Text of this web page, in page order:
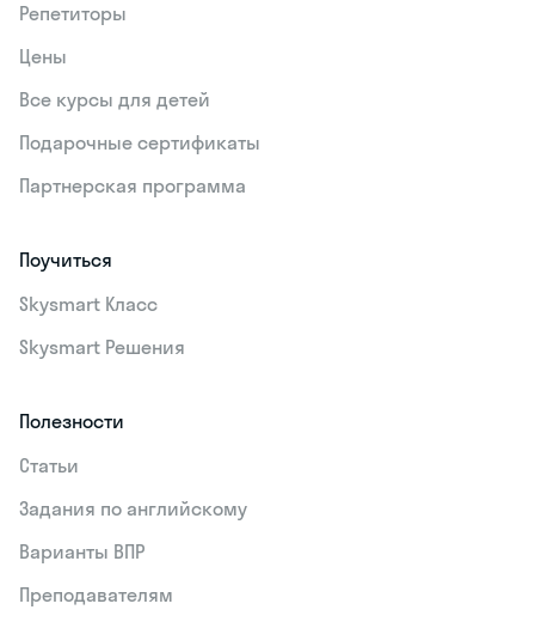
Репетиторы
Цены
Все курсы для детей
Подарочные сертификаты
Партнерская программа
Поучиться
Skysmart Класс
Skysmart Решения
Полезности
Статьи
Задания по английскому
Варианты ВПР
Преподавателям